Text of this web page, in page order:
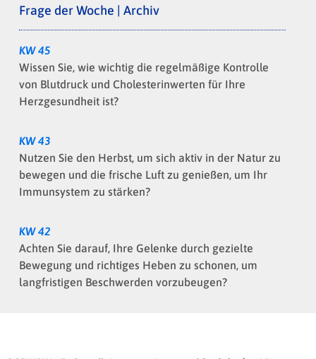
Frage der Woche | Archiv
KW 45
Wissen Sie, wie wichtig die regelmäßige Kontrolle
von Blutdruck und Cholesterinwerten für Ihre
Herzgesundheit ist?
KW 43
Nutzen Sie den Herbst, um sich aktiv in der Natur zu
bewegen und die frische Luft zu genießen, um Ihr
Immunsystem zu stärken?
KW 42
Achten Sie darauf, Ihre Gelenke durch gezielte
Bewegung und richtiges Heben zu schonen, um
langfristigen Beschwerden vorzubeugen?